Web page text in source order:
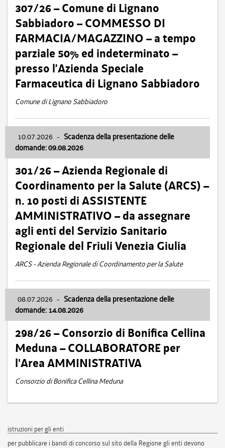
307/26 – Comune di Lignano
Sabbiadoro – COMMESSO DI
FARMACIA/MAGAZZINO – a tempo
parziale 50% ed indeterminato –
presso l’Azienda Speciale
Farmaceutica di Lignano Sabbiadoro
Comune di Lignano Sabbiadoro
10.07.2026 - Scadenza della presentazione delle
domande: 09.08.2026
301/26 – Azienda Regionale di
Coordinamento per la Salute (ARCS) –
n. 10 posti di ASSISTENTE
AMMINISTRATIVO – da assegnare
agli enti del Servizio Sanitario
Regionale del Friuli Venezia Giulia
ARCS - Azienda Regionale di Coordinamento per la Salute
08.07.2026 - Scadenza della presentazione delle
domande: 14.08.2026
298/26 – Consorzio di Bonifica Cellina
Meduna – COLLABORATORE per
l'Area AMMINISTRATIVA
Consorzio di Bonifica Cellina Meduna
istruzioni per gli enti
per pubblicare i bandi di concorso sul sito della Regione gli enti devono